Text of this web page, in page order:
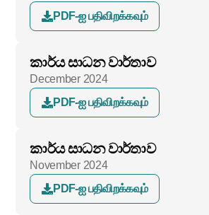
PDF-ஐ பதிவிறக்கவும்
කාර්ය සාධන වාර්තාව
December 2024
PDF-ஐ பதிவிறக்கவும்
කාර්ය සාධන වාර්තාව
November 2024
PDF-ஐ பதிவிறக்கவும்